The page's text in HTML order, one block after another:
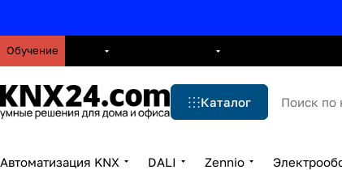
Обучение
Каталог
Автоматизация KNX DALI Zennio